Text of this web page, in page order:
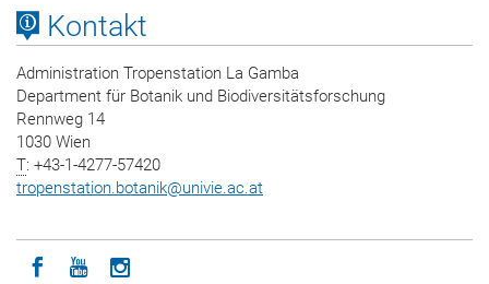
Kontakt
Administration Tropenstation La Gamba
Department für Botanik und Biodiversitätsforschung
Rennweg 14
1030 Wien
T: +43-1-4277-57420
tropenstation.botanik@univie.ac.at
Icon facebook
Icon youtube
Icon instagram